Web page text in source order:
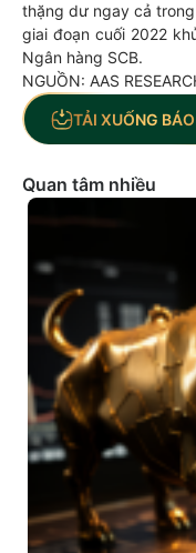
thặng dư ngay cả trong
giai đoạn cuối 2022
Ngân hàng SCB.
NGUỒN: AAS
TẢI XUỐNG
Quan tâm nhiều